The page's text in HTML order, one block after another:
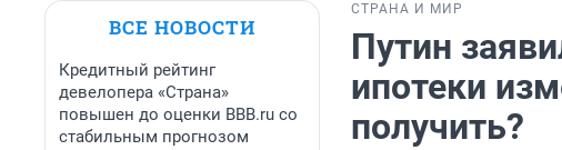
ВСЕ НОВОСТИ
Кредитный рейтинг
девелопера «Страна»
повышен до оценки BBB.ru со
стабильным прогнозом
СТРАНА И МИР
Путин
ипотеки
получить?